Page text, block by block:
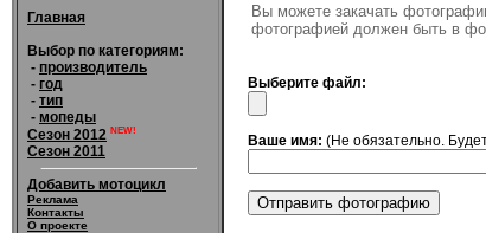
Главная
Выбор по категориям:
- производитель
- год
- тип
- мопеды
Сезон 2012 NEW!
Сезон 2011
Добавить мотоцикл
Реклама
Контакты
О проекте
Вы можете закачать
фотографией должен быть в
Выберите файл:
Ваше имя: (Не обязательно.